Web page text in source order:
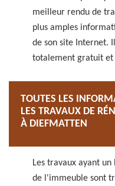
meilleur rendu de
plus amples
de son site Internet.
totalement gratuit et
TOUTES LES
LES TRAVAUX DE
À DIEFMATTEN
Les travaux ayant
de l'immeuble sont